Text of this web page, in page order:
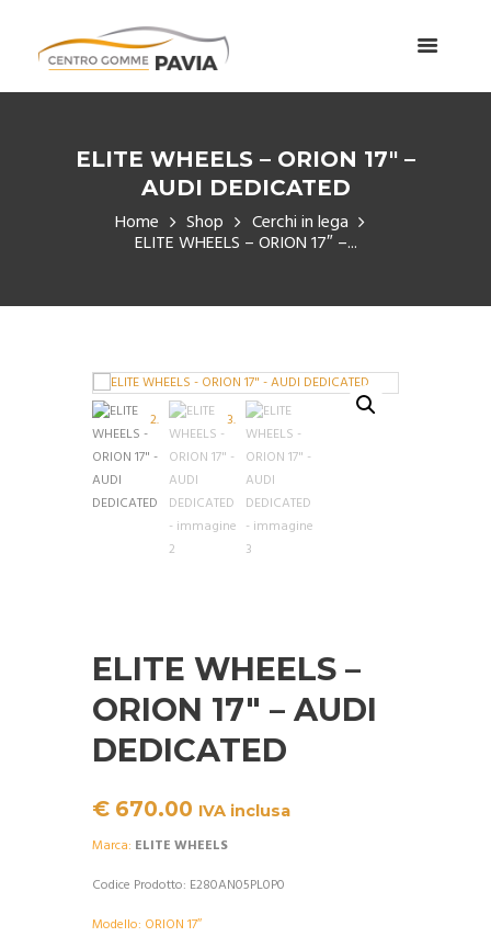
ELITE WHEELS – ORION 17″ –
AUDI DEDICATED
Home Shop Cerchi in lega
ELITE WHEELS – ORION 17″ –...
ELITE WHEELS –
ORION 17″ – AUDI
DEDICATED
€ 670.00 IVA inclusa
Marca: ELITE WHEELS
Codice Prodotto: E280AN05PL0P0
Modello: ORION 17″